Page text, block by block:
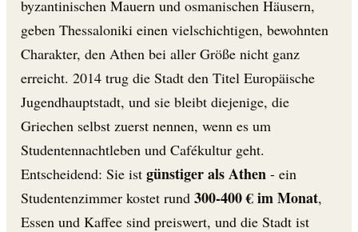
byzantinischen Mauern und osmanischen Häusern,
geben Thessaloniki einen vielschichtigen, bewohnten
Charakter, den Athen bei aller Größe nicht ganz
erreicht. 2014 trug die Stadt den Titel Europäische
Jugendhauptstadt, und sie bleibt diejenige, die
Griechen selbst zuerst nennen, wenn es um
Studentennachtleben und Cafékultur geht.
Entscheidend: Sie ist günstiger als Athen - ein
Studentenzimmer kostet rund 300-400 € im Monat,
Essen und Kaffee sind preiswert, und die Stadt ist